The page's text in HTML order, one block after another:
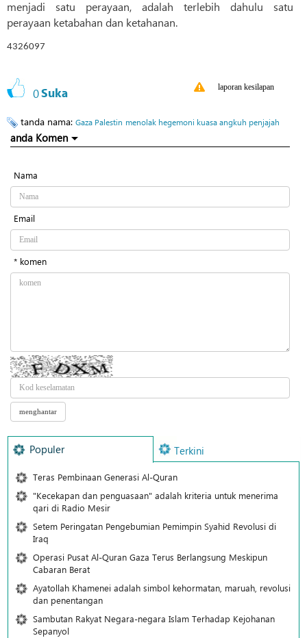
menjadi satu perayaan, adalah terlebih dahulu satu
perayaan ketabahan dan ketahanan.
4326097
0Suka laporan kesilapan
tanda nama: Gaza Palestin menolak hegemoni kuasa angkuh penjajah
anda Komen
Nama
Email
* komen
Populer Terkini
Teras Pembinaan Generasi Al-Quran
"Kecekapan dan penguasaan" adalah kriteria untuk menerima
qari di Radio Mesir
Setem Peringatan Pengebumian Pemimpin Syahid Revolusi di
Iraq
Operasi Pusat Al-Quran Gaza Terus Berlangsung Meskipun
Cabaran Berat
Ayatollah Khamenei adalah simbol kehormatan, maruah, revolusi
dan penentangan
Sambutan Rakyat Negara-negara Islam Terhadap Kejohanan
Sepanyol